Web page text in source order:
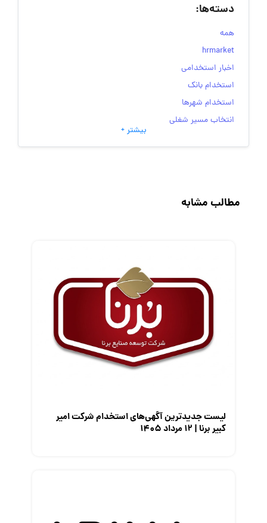
دسته‌ها:
همه
hrmarket
اخبار استخدامی
استخدام بانک
استخدام شهرها
انتخاب مسیر شغلی
به‌روزرسانی‌های سایت (کارجویی)
رزومه
گزارش‌های آماری
معرفی متخصصان منابع انسانی
بیشتر +
مطالب مشابه
لیست جدیدترین آگهی‌های استخدام شرکت امیر
کبیر برنا | ۱۲ مرداد ۱۴۰۵